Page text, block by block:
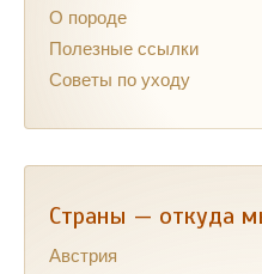
О породе
Полезные ссылки
Советы по уходу
Страны — откуда
Австрия